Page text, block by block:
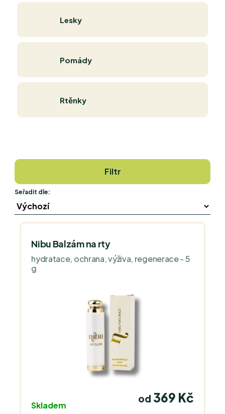
Lesky
Pomády
Rtěnky
Filtr
Seřadit dle:
Nibu Balzám na rty
hydratace, ochrana, výživa, regenerace - 5
g
Skladem
od 369 Kč